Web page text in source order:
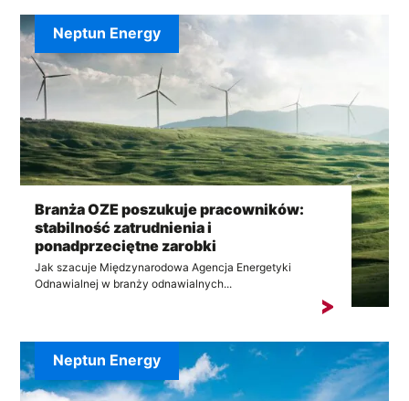
Branża OZE poszukuje pracowników:
stabilność zatrudnienia i
ponadprzeciętne zarobki
Jak szacuje Międzynarodowa Agencja Energetyki
Odnawialnej w branży odnawialnych...
Neptun Energy
Neptun Energy